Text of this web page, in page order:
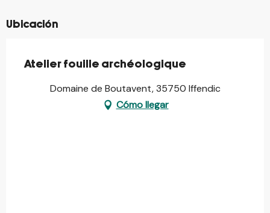
Ubicación
Atelier fouille archéologique
Domaine de Boutavent, 35750 Iffendic
Cómo llegar